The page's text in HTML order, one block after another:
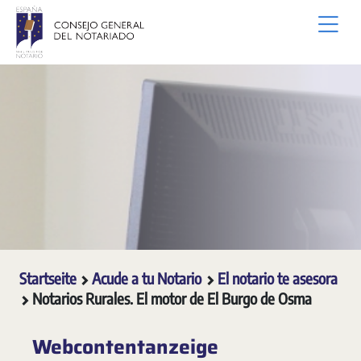
Zum Hauptinhalt springen
Startseite Acude a tu Notario
El notario te asesora
Notarios Rurales. El motor de El Burgo de Osma
Webcontentanzeige